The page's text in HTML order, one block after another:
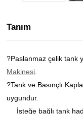
Tanım
?Paslanmaz çelik tank
Makinesi.
?Tank ve Basınçlı
uygundur.
İsteğe bağlı tank